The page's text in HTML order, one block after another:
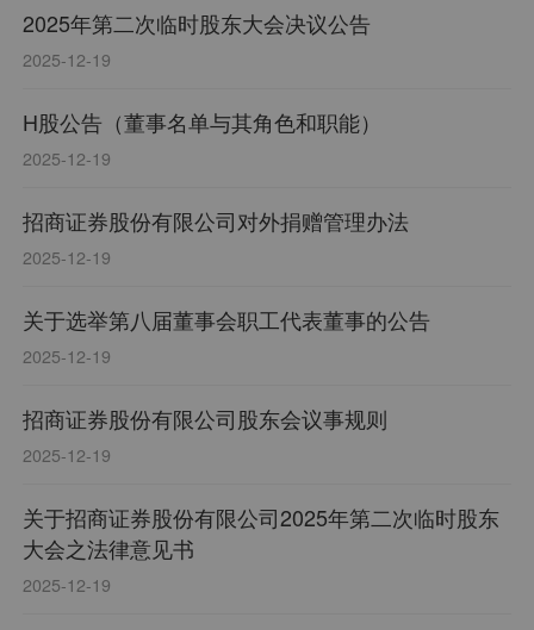
2025年第二次临时股东大会决议公告
2025-12-19
H股公告（董事名单与其角色和职能）
2025-12-19
招商证券股份有限公司对外捐赠管理办法
2025-12-19
关于选举第八届董事会职工代表董事的公告
2025-12-19
招商证券股份有限公司股东会议事规则
2025-12-19
关于招商证券股份有限公司2025年第二次临时股东
大会之法律意见书
2025-12-19